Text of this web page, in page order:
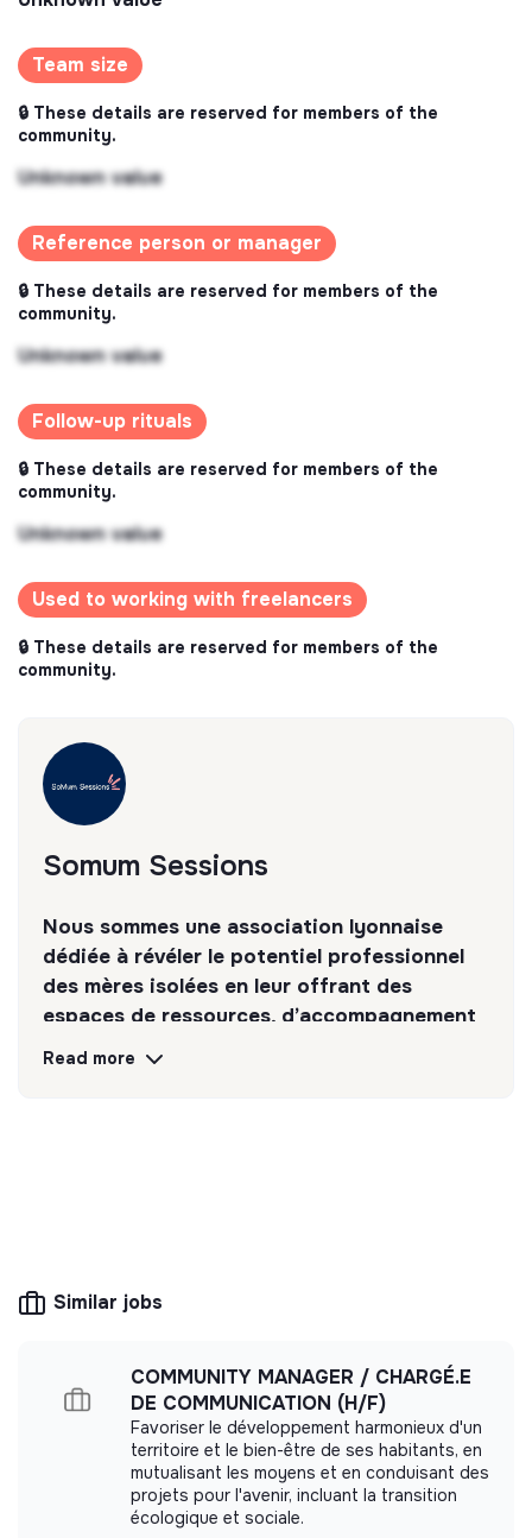
Team size
🔒 These details are reserved for members of the
community.
Unknown value
Reference person or manager
🔒 These details are reserved for members of the
community.
Unknown value
Follow-up rituals
🔒 These details are reserved for members of the
community.
Unknown value
Used to working with freelancers
🔒 These details are reserved for members of the
community.
Somum Sessions
Nous sommes une association lyonnaise
dédiée à révéler le potentiel professionnel
des mères isolées en leur offrant des
espaces de ressources, d’accompagnement
et de reconnexion à soi.
making potential is limited. It may be an
More information
Website
Nonprofit organization
Read more
Similar jobs
COMMUNITY MANAGER / CHARGÉ.E
DE COMMUNICATION (H/F)
Favoriser le développement harmonieux d'un
territoire et le bien-être de ses habitants, en
mutualisant les moyens et en conduisant des
projets pour l'avenir, incluant la transition
écologique et sociale.